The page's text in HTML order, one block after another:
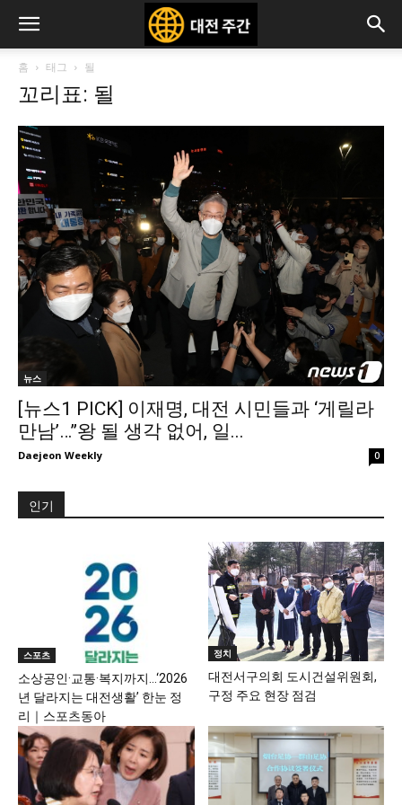
홈 태그 될
꼬리표: 될
뉴스
[뉴스1 PICK] 이재명, 대전 시민들과 ‘게릴라
만남’…”왕 될 생각 없어, 일...
Daejeon Weekly 0
인기
스포츠
소상공인·교통·복지까지…‘2026
년 달라지는 대전생활’ 한눈 정
리｜스포츠동아
정치
대전서구의회 도시건설위원회,
구정 주요 현장 점검